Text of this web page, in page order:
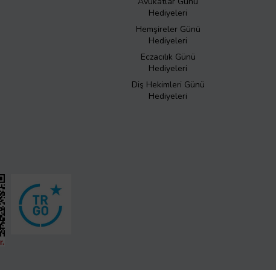
Hediyeleri
Hemşireler Günü
Hediyeleri
Eczacılık Günü
Hediyeleri
Diş Hekimleri Günü
Hediyeleri